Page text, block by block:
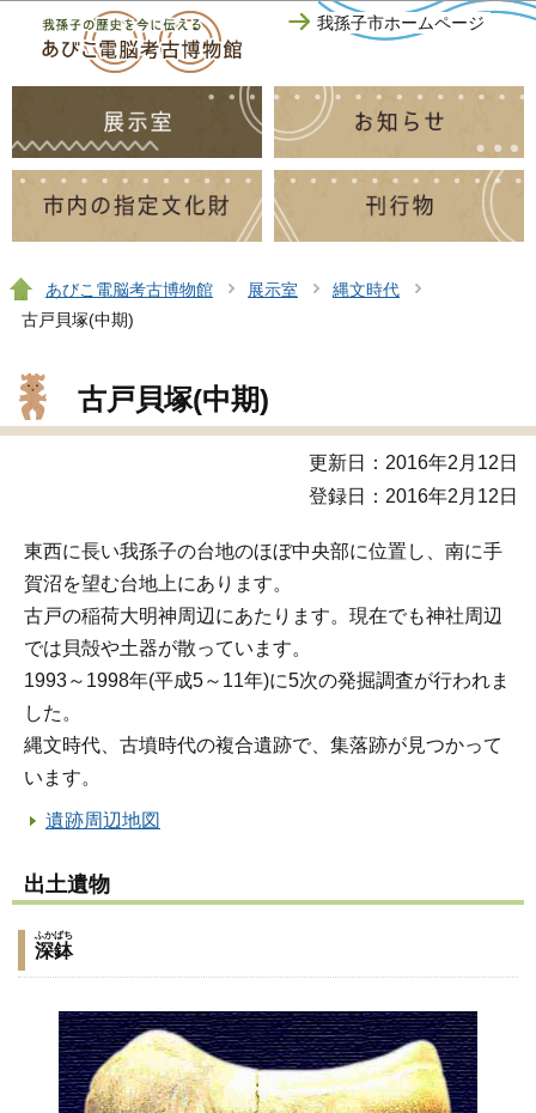
このページの本文へ移動我孫子市ホームページ
あびこ電脳考古博物館 展示室
縄文時代
古戸貝塚(中期)
古戸貝塚(中期)
更新日：2016年2月12日
登録日：2016年2月12日
東西に長い我孫子の台地のほぼ中央部に位置し、南に手
賀沼を望む台地上にあります。
古戸の稲荷大明神周辺にあたります。現在でも神社周辺
では貝殻や土器が散っています。
1993～1998年(平成5～11年)に5次の発掘調査が行われま
した。
縄文時代、古墳時代の複合遺跡で、集落跡が見つかって
います。
遺跡周辺地図
出土遺物
深鉢
ふかばち